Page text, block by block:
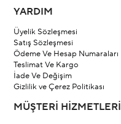
YARDIM
Üyelik Sözleşmesi
Satış Sözleşmesi
Ödeme Ve Hesap Numaraları
Teslimat Ve Kargo
İade Ve Değişim
Gizlilik ve Çerez Politikası
MÜŞTERİ HİZMETLERİ